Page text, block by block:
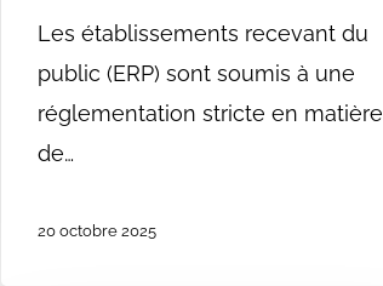
Les établissements recevant du
public (ERP) sont soumis à une
réglementation stricte en matière
de…
20 octobre 2025